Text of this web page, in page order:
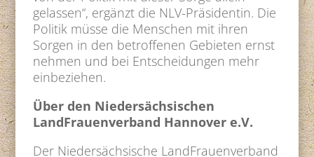
gelassen“, ergänzt die NLV-Präsidentin. Die
Politik müsse die Menschen mit ihren
Sorgen in den betroffenen Gebieten ernst
nehmen und bei Entscheidungen mehr
einbeziehen.
Über den Niedersächsischen
LandFrauenverband Hannover e.V.
Der Niedersächsische LandFrauenverband